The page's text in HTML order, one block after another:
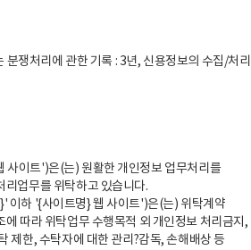
분쟁처리에 관한 기록 : 3년, 신용정보의 수집/처리
이트')은(는) 원활한 개인정보 업무처리를
리업무를 위탁하고 있습니다.
하 '{사이트명} 웹 사이트')은(는) 위탁계약
따라 위탁업무 수행목적 외 개인정보 처리금지,
제한, 수탁자에 대한 관리?감독, 손해배상 등